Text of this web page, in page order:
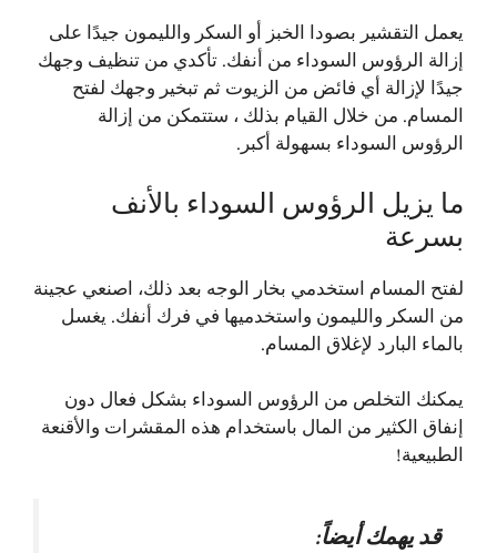
يعمل التقشير بصودا الخبز أو السكر والليمون جيدًا على
إزالة الرؤوس السوداء من أنفك. تأكدي من تنظيف وجهك
جيدًا لإزالة أي فائض من الزيوت ثم تبخير وجهك لفتح
المسام. من خلال القيام بذلك ، ستتمكن من إزالة
الرؤوس السوداء بسهولة أكبر.
ما يزيل الرؤوس السوداء بالأنف
بسرعة
لفتح المسام استخدمي بخار الوجه بعد ذلك، اصنعي عجينة
من السكر والليمون واستخدميها في فرك أنفك. يغسل
بالماء البارد لإغلاق المسام.
يمكنك التخلص من الرؤوس السوداء بشكل فعال دون
إنفاق الكثير من المال باستخدام هذه المقشرات والأقنعة
الطبيعية!
قد يهمك أيضاً: